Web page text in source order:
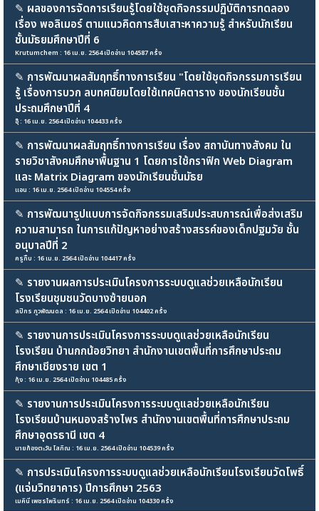
✎ ผลของการจัดการเรียนรู้โดยใช้ชุดกิจกรรมปฏิบัติการทดลอง
เรื่อง พอลิเมอร์ ตามแนวคิดการสืบเสาะหาความรู้ สำหรับนักเรียน
ชั้นมัธยมศึกษาปีที่ 6
Krutumchem : 16 เม.ย. 2564 เปิดอ่าน 104587 ครั้ง
✎ การพัฒนาผลสัมฤทธิ์ทางการเรียน "โดยใช้ชุดกิจกรรมการเรียน
รู้ เรื่องการบวก ลบทศนิยมโดยใช้เทคนิคตาราง ของนักเรียนชั้น
ประถมศึกษาปีที่ 4
อุ๊ : 16 เม.ย. 2564 เปิดอ่าน 104433 ครั้ง
✎ การพัฒนาผลสัมฤทธิ์ทางการเรียน เรื่อง สถาบันทางสังคม ใน
รายวิชาสังคมศึกษาพื้นฐาน 1 โดยการใช้กราฟิก Web Diagram
และ Matrix Diagram ของนักเรียนชั้นมัธย
แอน : 16 เม.ย. 2564 เปิดอ่าน 104554 ครั้ง
✎ การพัฒนารูปแบบการจัดกิจกรรมเสริมประสบการณ์เพื่อส่งเสริม
ความสามารถ ในการแก้ปัญหาอย่างสร้างสรรค์ของเด็กปฐมวัย ชั้น
อนุบาลปีที่ 2
ครูกิ๊บ : 16 เม.ย. 2564 เปิดอ่าน 104417 ครั้ง
✎ รายงานผลการประเมินโครงการระบบดูแลช่วยเหลือนักเรียน
โรงเรียนชุมชนวัดบางซ้ายนอก
ลปิกร ภูวพัฒนดล : 16 เม.ย. 2564 เปิดอ่าน 104402 ครั้ง
✎ รายงานการประเมินโครงการระบบดูแลช่วยเหลือนักเรียน
โรงเรียน บ้านกกน้อยวิทยา สำนักงานเขตพื้นที่การศึกษาประถม
ศึกษาเชียงราย เขต 1
กุ้ง : 16 เม.ย. 2564 เปิดอ่าน 104485 ครั้ง
✎ รายงานการประเมินโครงการระบบดูแลช่วยเหลือนักเรียน
โรงเรียนบ้านหนองสร้างไพร สำนักงานเขตพื้นที่การศึกษาประถม
ศึกษาอุดรธานี เขต 4
นายก้องตะวัน โสภิณ : 16 เม.ย. 2564 เปิดอ่าน 104539 ครั้ง
✎ การประเมินโครงการระบบดูแลช่วยเหลือนักเรียนโรงเรียนวัดโพธิ์
(แจ่มวิทยาคาร) ปีการศึกษา 2563
เมคินี เพชรไพรินทร์ : 16 เม.ย. 2564 เปิดอ่าน 104330 ครั้ง